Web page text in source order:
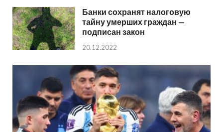
Банки сохранят налоговую
тайну умерших граждан —
подписан закон
20.12.2022